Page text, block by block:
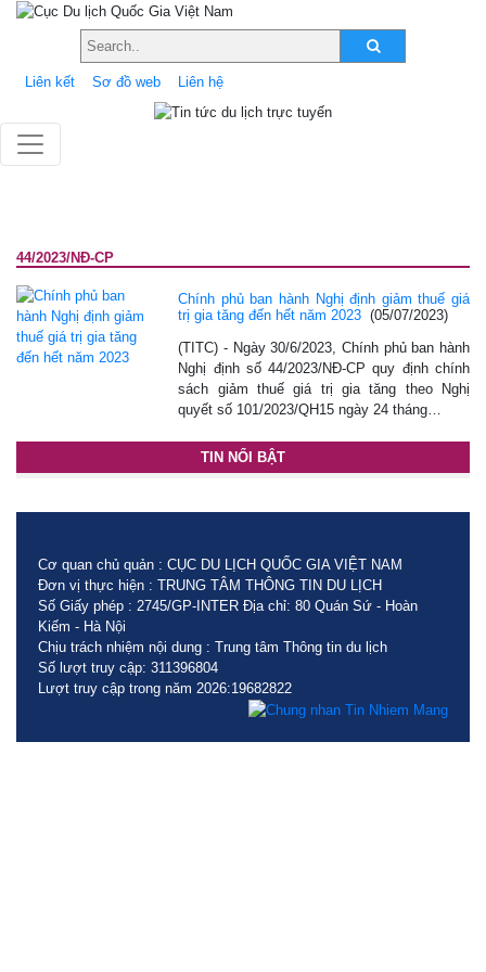
Liên kết Sơ đồ web Liên hệ
44/2023/NĐ-CP
Chính phủ ban hành Nghị định giảm thuế giá
trị gia tăng đến hết năm 2023 (05/07/2023)
(TITC) - Ngày 30/6/2023, Chính phủ ban hành
Nghị định số 44/2023/NĐ-CP quy định chính
sách giảm thuế giá trị gia tăng theo Nghị
quyết số 101/2023/QH15 ngày 24 tháng…
TIN NỔI BẬT
Cơ quan chủ quản : CỤC DU LỊCH QUỐC GIA VIỆT NAM
Đơn vị thực hiện : TRUNG TÂM THÔNG TIN DU LỊCH
Số Giấy phép : 2745/GP-INTER Địa chỉ: 80 Quán Sứ - Hoàn
Kiếm - Hà Nội
Chịu trách nhiệm nội dung : Trung tâm Thông tin du lịch
Số lượt truy cập: 311396804
Lượt truy cập trong năm 2026:19682822